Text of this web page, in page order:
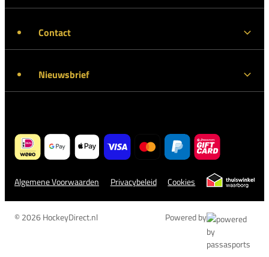
Contact
Nieuwsbrief
Algemene Voorwaarden Privacybeleid Cookies
© 2026 HockeyDirect.nl Powered by